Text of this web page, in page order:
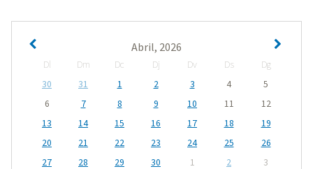
Abril, 2026
Dl Dm Dc Dj Dv Ds
Dg
30
31 1 2 3 4
5
6
7 8 9 10 11
12
13
14 15 16 17 18
19
20
21 22 23 24 25
26
27
28 29 30 1 2 3